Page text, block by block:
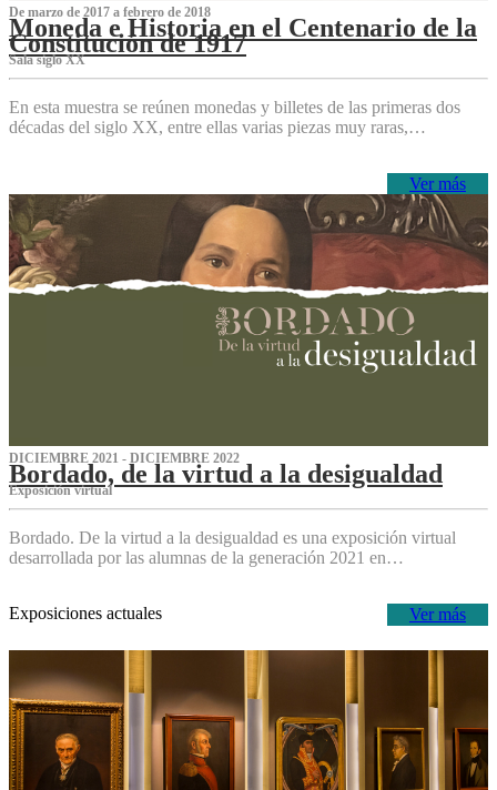
De marzo de 2017 a febrero de 2018
Moneda e Historia en el Centenario de la
Constitución de 1917
Sala siglo XX
En esta muestra se reúnen monedas y billetes de las primeras dos
décadas del siglo XX, entre ellas varias piezas muy raras,…
Ver más
DICIEMBRE 2021 - DICIEMBRE 2022
Bordado, de la virtud a la desigualdad
Exposición virtual‌
Bordado. De la virtud a la desigualdad es una exposición virtual
desarrollada por las alumnas de la generación 2021 en…
Ver más
Exposiciones actuales